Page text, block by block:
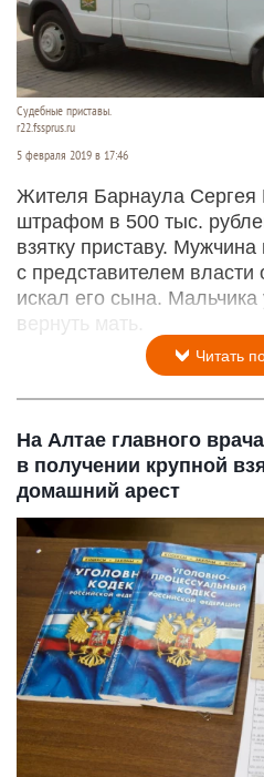
Судебные приставы.
r22.fssprus.ru
5 февраля 2019 в 17:46
Жителя Барнаула Сергея
штрафом в 500 тыс.
взятку приставу.
с представителем власти
искал его сына.
вернуть мать.
Читать
На Алтае главного
в получении крупной
домашний арест